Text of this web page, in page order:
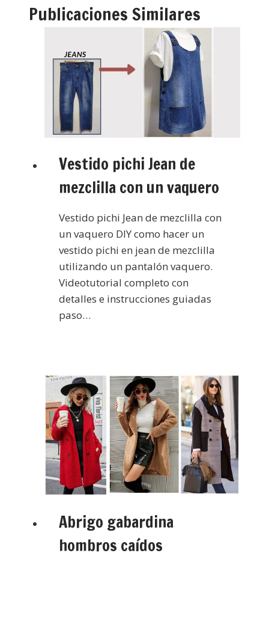
Publicaciones Similares
Vestido pichi Jean de
mezclilla con un vaquero
Vestido pichi Jean de mezclilla con
un vaquero DIY como hacer un
vestido pichi en jean de mezclilla
utilizando un pantalón vaquero.
Videotutorial completo con
detalles e instrucciones guiadas
paso…
Abrigo gabardina
hombros caídos